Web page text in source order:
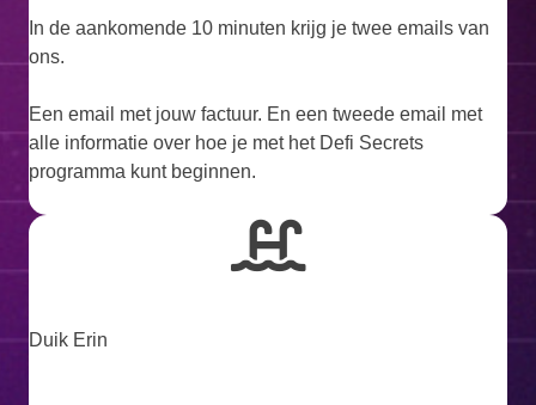
In de aankomende 10 minuten krijg je twee emails van
ons.
Een email met jouw factuur. En een tweede email met
alle informatie over hoe je met het Defi Secrets
programma kunt beginnen.
Duik Erin